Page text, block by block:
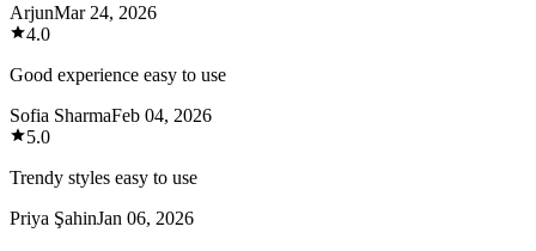
ArjunMar 24, 2026
4.0
Good experience easy to use
Sofia SharmaFeb 04, 2026
5.0
Trendy styles easy to use
Priya ŞahinJan 06, 2026